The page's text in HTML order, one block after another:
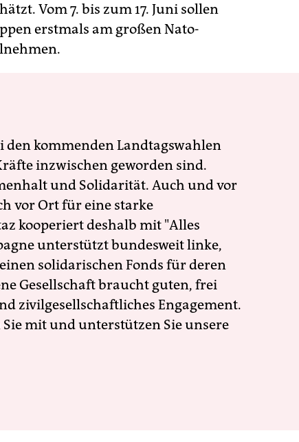
Vom 7. bis zum 17. Juni sollen
erstmals am großen Nato-
den kommenden Landtagswahlen
inzwischen geworden sind.
und Solidarität. Auch und vor
vor Ort für eine starke
kooperiert deshalb mit "Alles
unterstützt bundesweit linke,
solidarischen Fonds für deren
Gesellschaft braucht guten, frei
zivilgesellschaftliches Engagement.
mit und unterstützen Sie unsere